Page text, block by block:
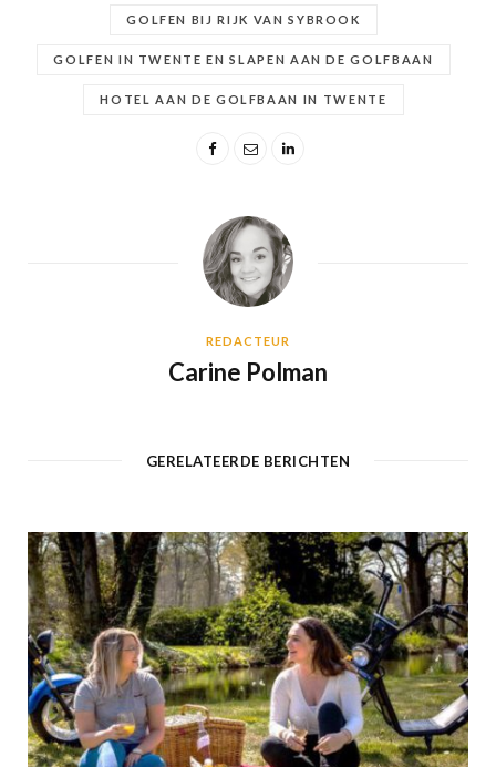
GOLFEN BIJ RIJK VAN SYBROOK
GOLFEN IN TWENTE EN SLAPEN AAN DE GOLFBAAN
HOTEL AAN DE GOLFBAAN IN TWENTE
REDACTEUR
Carine Polman
GERELATEERDE BERICHTEN